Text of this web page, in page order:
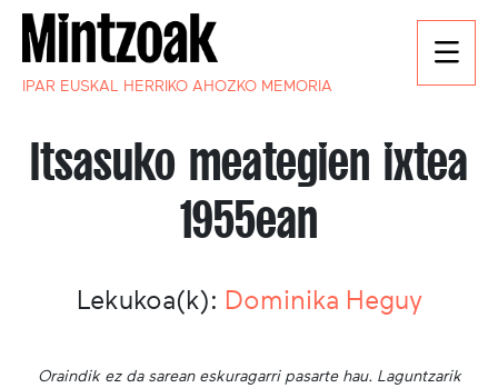
IPAR EUSKAL HERRIKO AHOZKO MEMORIA
Itsasuko meategien ixtea
1955ean
Lekukoa(k): Dominika Heguy
Oraindik ez da sarean eskuragarri pasarte hau. Laguntzarik